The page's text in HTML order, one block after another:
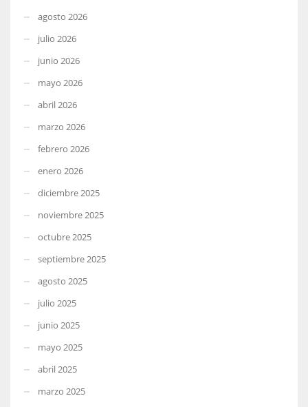
agosto 2026
julio 2026
junio 2026
mayo 2026
abril 2026
marzo 2026
febrero 2026
enero 2026
diciembre 2025
noviembre 2025
octubre 2025
septiembre 2025
agosto 2025
julio 2025
junio 2025
mayo 2025
abril 2025
marzo 2025